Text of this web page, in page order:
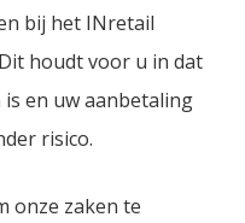
bij het INretail
houdt voor u in dat
en uw aanbetaling
risico.
onze zaken te